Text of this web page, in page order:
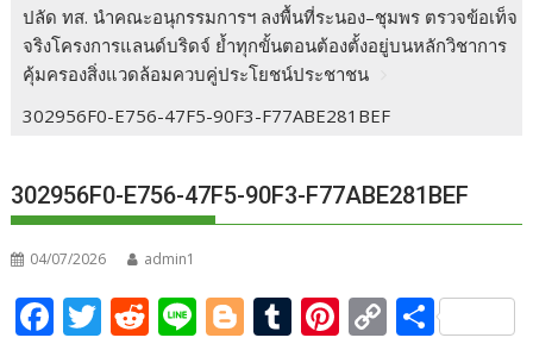
ปลัด ทส. นำคณะอนุกรรมการฯ ลงพื้นที่ระนอง–ชุมพร ตรวจข้อเท็จ
จริงโครงการแลนด์บริดจ์ ย้ำทุกขั้นตอนต้องตั้งอยู่บนหลักวิชาการ
คุ้มครองสิ่งแวดล้อมควบคู่ประโยชน์ประชาชน
302956F0-E756-47F5-90F3-F77ABE281BEF
302956F0-E756-47F5-90F3-F77ABE281BEF
04/07/2026 admin1
F T R Li Bl T Pi C S